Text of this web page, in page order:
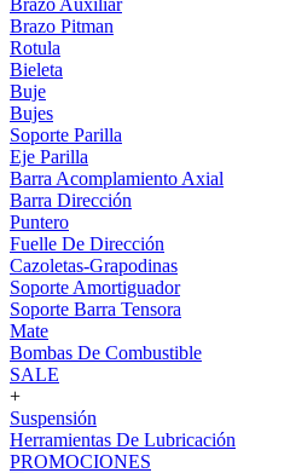
Brazo Auxiliar
Brazo Pitman
Rotula
Bieleta
Buje
Bujes
Soporte Parilla
Eje Parilla
Barra Acomplamiento Axial
Barra Dirección
Puntero
Fuelle De Dirección
Cazoletas-Grapodinas
Soporte Amortiguador
Soporte Barra Tensora
Mate
Bombas De Combustible
SALE
+
Suspensión
Herramientas De Lubricación
PROMOCIONES